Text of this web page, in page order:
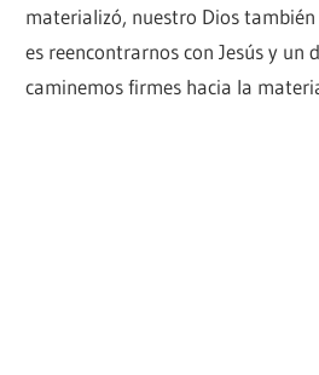
materializó, nuestro Dios
es reencontrarnos con Jesús y un
caminemos firmes hacia la